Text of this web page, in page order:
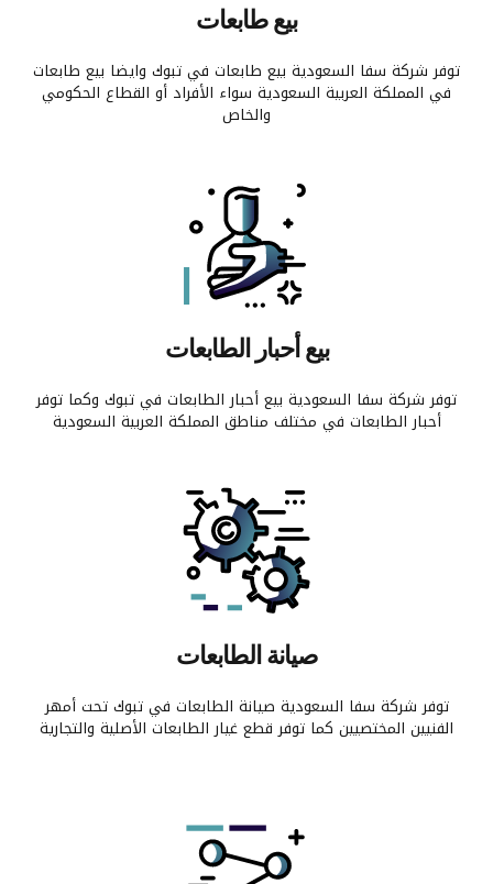
بيع طابعات
توفر شركة سفا السعودية بيع طابعات في تبوك وايضا بيع طابعات
في المملكة العربية السعودية سواء الأفراد أو القطاع الحكومي
والخاص
بيع أحبار الطابعات
توفر شركة سفا السعودية بيع أحبار الطابعات في تبوك وكما توفر
أحبار الطابعات في مختلف مناطق المملكة العربية السعودية
صيانة الطابعات
توفر شركة سفا السعودية صيانة الطابعات في تبوك تحت أمهر
الفنيين المختصيين كما توفر قطع غيار الطابعات الأصلية والتجارية